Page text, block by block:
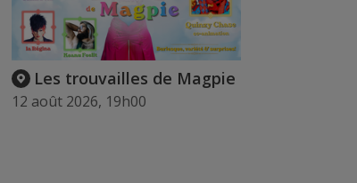
Les trouvailles de Magpie
12 août 2026, 19h00